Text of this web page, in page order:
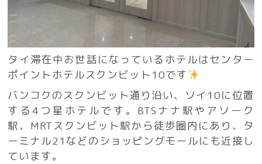
タイ滞在中お世話になっているホテルはセンター
ポイントホテルスクンビット10です
バンコクのスクンビット通り沿い、ソイ10に位置
する4つ星ホテルです。BTSナナ駅やアソーク
駅、MRTスクンビット駅から徒歩圏内にあり、タ
ーミナル21などのショッピングモールにも近接し
ています。